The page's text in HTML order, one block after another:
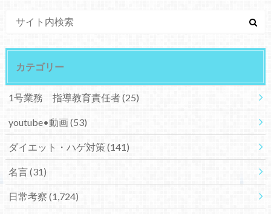
カテゴリー
1号業務 指導教育責任者(25)
youtube•動画(53)
ダイエット・ハゲ対策(141)
名言(31)
日常考察 (1,724)